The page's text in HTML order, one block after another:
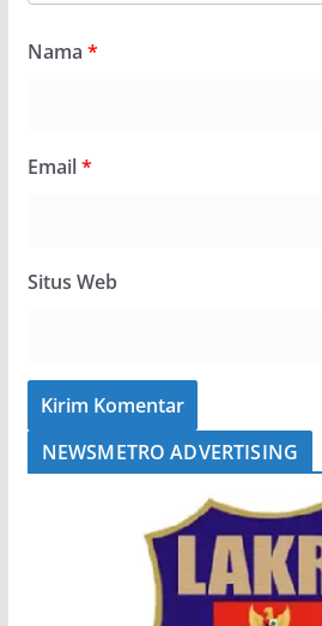
Nama *
Email*
Situs Web
NEWSMETRO ADVERTISING